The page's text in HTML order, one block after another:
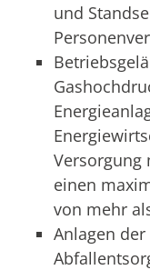
und
Versorgung
einen
von mehr
Anlagen